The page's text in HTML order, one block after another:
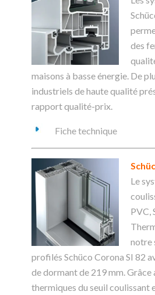
des
maisons à basse énergie. De
industriels de haute qualité
rapport qualité-prix.
Fiche technique
Le
PVC,
notre
profilés Schüco Corona SI 82
de dormant de 219 mm. Grâce
thermiques du seuil coulissant